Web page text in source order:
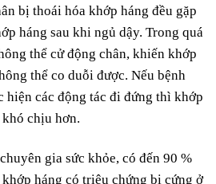
bị thoái hóa khớp háng đều gặp
háng sau khi ngủ dậy. Trong quá
thể cử động chân, khiến khớp
thể co duỗi được. Nếu bệnh
hiện các động tác đi đứng thì khớp
khó chịu hơn.
gia sức khỏe, có đến 90 %
háng có triệu chứng bị cứng ở